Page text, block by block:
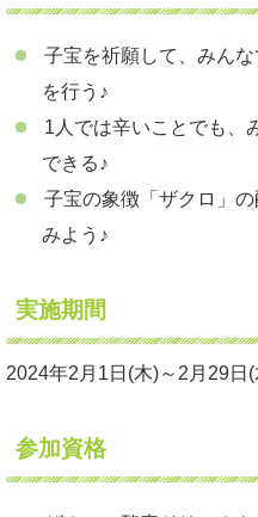
子宝を祈願して、みん
を行う♪
1人では辛いことでも、
できる♪
子宝の象徴「ザクロ」
みよう♪
実施期間
2024年2月1日(木)～2月29日(
参加資格